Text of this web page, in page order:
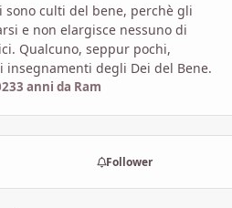
sono culti del bene, perchè gli
e non elargisce nessuno di
Qualcuno, seppur pochi,
degli Dei del Bene.
3 anni da Ram
Follower